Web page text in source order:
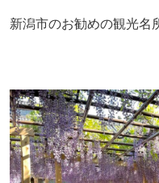
新潟市のお勧めの観光名